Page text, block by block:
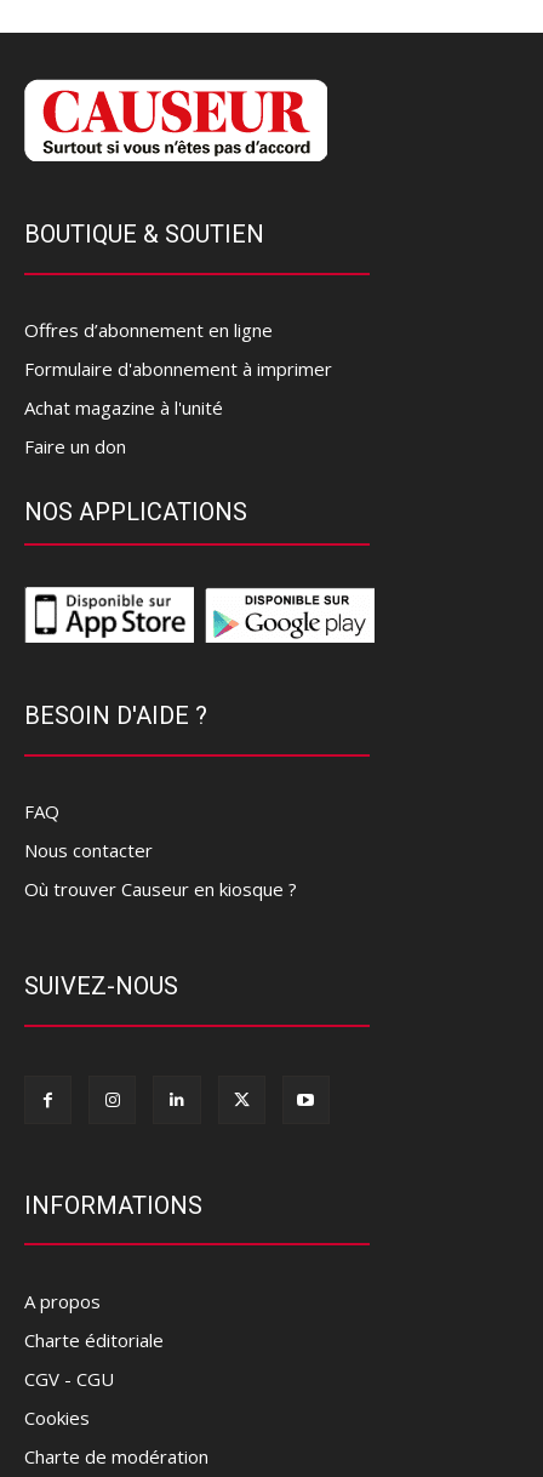
BOUTIQUE & SOUTIEN
Offres d’abonnement en ligne
Formulaire d'abonnement à imprimer
Achat magazine à l'unité
Faire un don
NOS APPLICATIONS
BESOIN D'AIDE ?
FAQ
Nous contacter
Où trouver Causeur en kiosque ?
SUIVEZ-NOUS
INFORMATIONS
A propos
Charte éditoriale
CGV - CGU
Cookies
Charte de modération